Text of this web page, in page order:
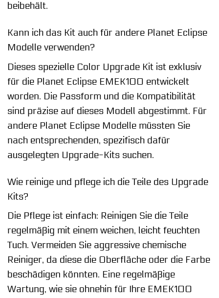
beibehält.
Kann ich das Kit auch für andere Planet Eclipse
Modelle verwenden?
Dieses spezielle Color Upgrade Kit ist exklusiv
für die Planet Eclipse EMEK100 entwickelt
worden. Die Passform und die Kompatibilität
sind präzise auf dieses Modell abgestimmt. Für
andere Planet Eclipse Modelle müssten Sie
nach entsprechenden, spezifisch dafür
ausgelegten Upgrade-Kits suchen.
Wie reinige und pflege ich die Teile des Upgrade
Kits?
Die Pflege ist einfach: Reinigen Sie die Teile
regelmäßig mit einem weichen, leicht feuchten
Tuch. Vermeiden Sie aggressive chemische
Reiniger, da diese die Oberfläche oder die Farbe
beschädigen könnten. Eine regelmäßige
Wartung, wie sie ohnehin für Ihre EMEK100